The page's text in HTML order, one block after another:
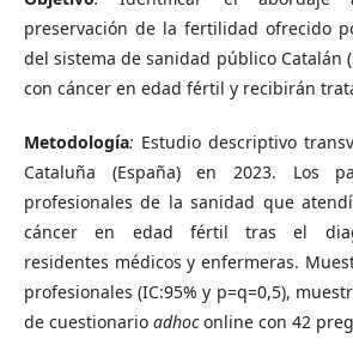
preservación de la fertilidad ofrecido
del sistema de sanidad público Catalán
con cáncer en edad fértil y recibirán
Metodología: Estudio descriptivo
Cataluña (España) en 2023. Los
profesionales de la sanidad que
cáncer en edad fértil tras el
residentes médicos y enfermeras.
profesionales (IC:95% y p=q=0,5),
de cuestionario adhoconline con 42